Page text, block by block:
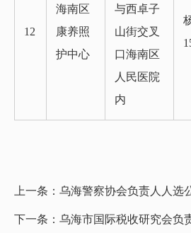
12
海南区
康养照
护中心
与西卓子
山街交叉
口海南区
人民医院
内
上一条： 乌海警察协会负责人人选
下一条： 乌海市国际税收研究会负